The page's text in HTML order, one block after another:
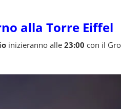
alla Torre Eiffel
inizieranno alle 23:00 con il